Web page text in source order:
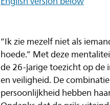
“Ik zie mezelf niet als
hoede.” Met deze
de 26-jarige toezicht op de
en veiligheid. De
persoonlijkheid hebben